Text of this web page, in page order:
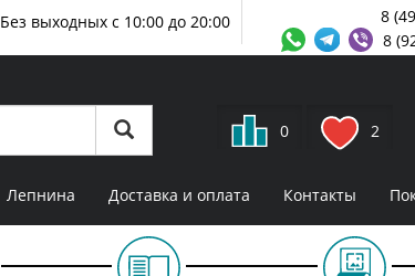
8
8
Без выходных с 10:00 до 20:00
0 2
Лепнина Доставка и оплата Контакты